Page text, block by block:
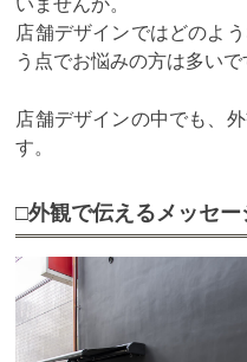
店舗デザインではどのよ
う点でお悩みの方は多いで
店舗デザインの中でも、
す。
□外観で伝えるメッセー